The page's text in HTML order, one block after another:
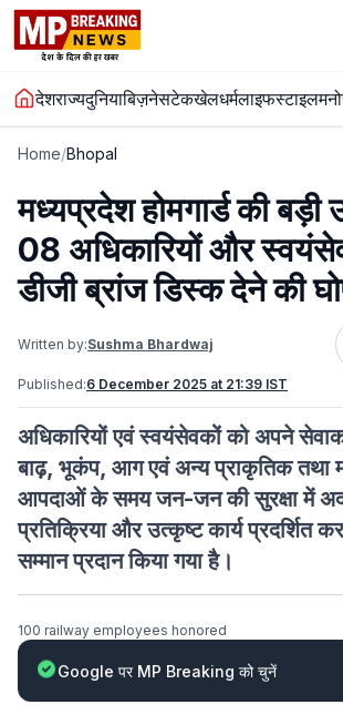
देशराज्यदुनियाबिज़नेसटेकखेलधर्मलाइफस्टाइल
Home/Bhopal
मध्यप्रदेश होमगार्ड की बड़ी
08 अधिकारियों और
डीजी ब्रांज डिस्क देने की
Written by:Sushma Bhardwaj
Published:6 December 2025 at 21:39 IST
अधिकारियों एवं स्वयंसेवकों को अपने
बाढ़, भूकंप, आग एवं अन्य प्राकृतिक तथा
आपदाओं के समय जन-जन की सुरक्षा में
प्रतिक्रिया और उत्कृष्ट कार्य प्रदर्शित
सम्मान प्रदान किया गया है।
100 railway employees honored
Google पर MP Breaking को चुनें